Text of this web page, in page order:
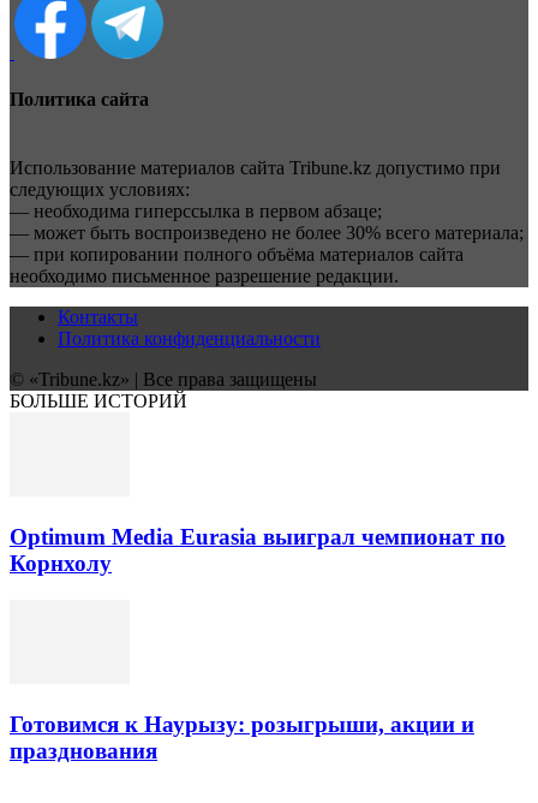
Политика сайта
Использование материалов сайта Tribune.kz допустимо при
следующих условиях:
— необходима гиперссылка в первом абзаце;
— может быть воспроизведено не более 30% всего материала;
— при копировании полного объёма материалов сайта
необходимо письменное разрешение редакции.
Контакты
Политика конфиденциальности
© «Tribune.kz» | Все права защищены
БОЛЬШЕ ИСТОРИЙ
Optimum Media Eurasia выиграл чемпионат по
Корнхолу
Готовимся к Наурызу: розыгрыши, акции и
празднования